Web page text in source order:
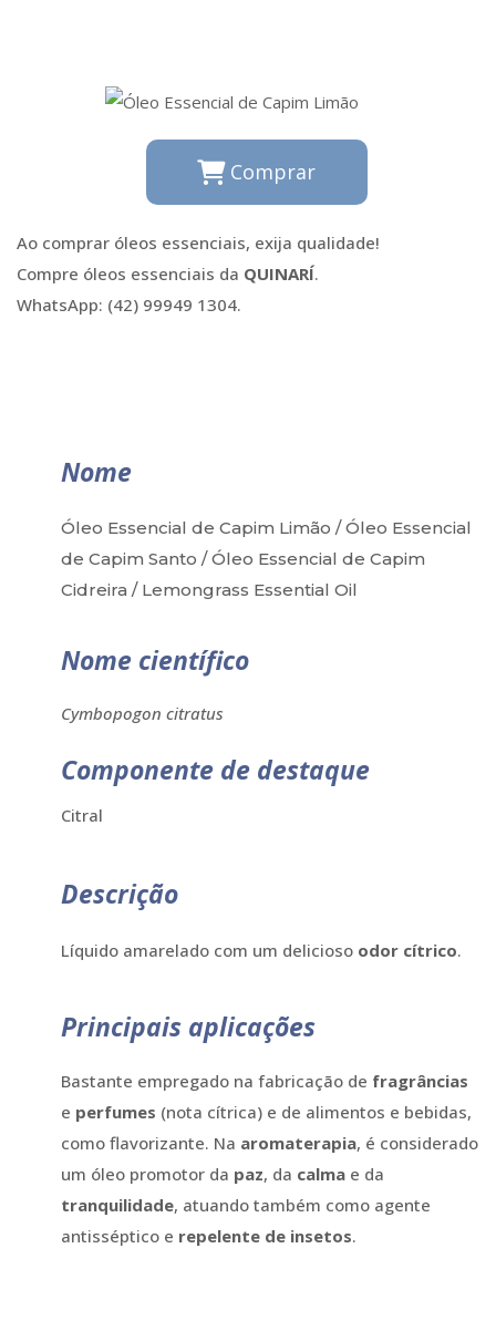
Comprar
Ao comprar óleos essenciais, exija qualidade!
Compre óleos essenciais da QUINARÍ.
WhatsApp: (42) 99949 1304.
Nome
Óleo Essencial de Capim Limão / Óleo Essencial
de Capim Santo / Óleo Essencial de Capim
Cidreira / Lemongrass Essential Oil
Nome científico
Cymbopogon citratus
Componente de destaque
Citral
Descrição
Líquido amarelado com um delicioso odor cítrico.
Principais aplicações
Bastante empregado na fabricação de fragrâncias
e perfumes (nota cítrica) e de alimentos e bebidas,
como flavorizante. Na aromaterapia, é considerado
um óleo promotor da paz, da calma e da
tranquilidade, atuando também como agente
antisséptico e repelente de insetos.